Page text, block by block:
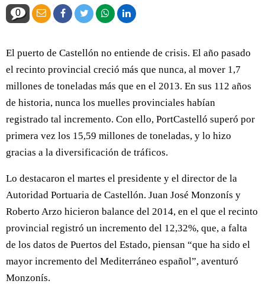
0
El puerto de Castellón no entiende de crisis. El año pasado
el recinto provincial creció más que nunca, al mover 1,7
millones de toneladas más que en el 2013. En sus 112 años
de historia, nunca los muelles provinciales habían
registrado tal incremento. Con ello, PortCastelló superó por
primera vez los 15,59 millones de toneladas, y lo hizo
gracias a la diversificación de tráficos.
Lo destacaron el martes el presidente y el director de la
Autoridad Portuaria de Castellón. Juan José Monzonís y
Roberto Arzo hicieron balance del 2014, en el que el recinto
provincial registró un incremento del 12,32%, que, a falta
de los datos de Puertos del Estado, piensan “que ha sido el
mayor incremento del Mediterráneo español”, aventuró
Monzonís.